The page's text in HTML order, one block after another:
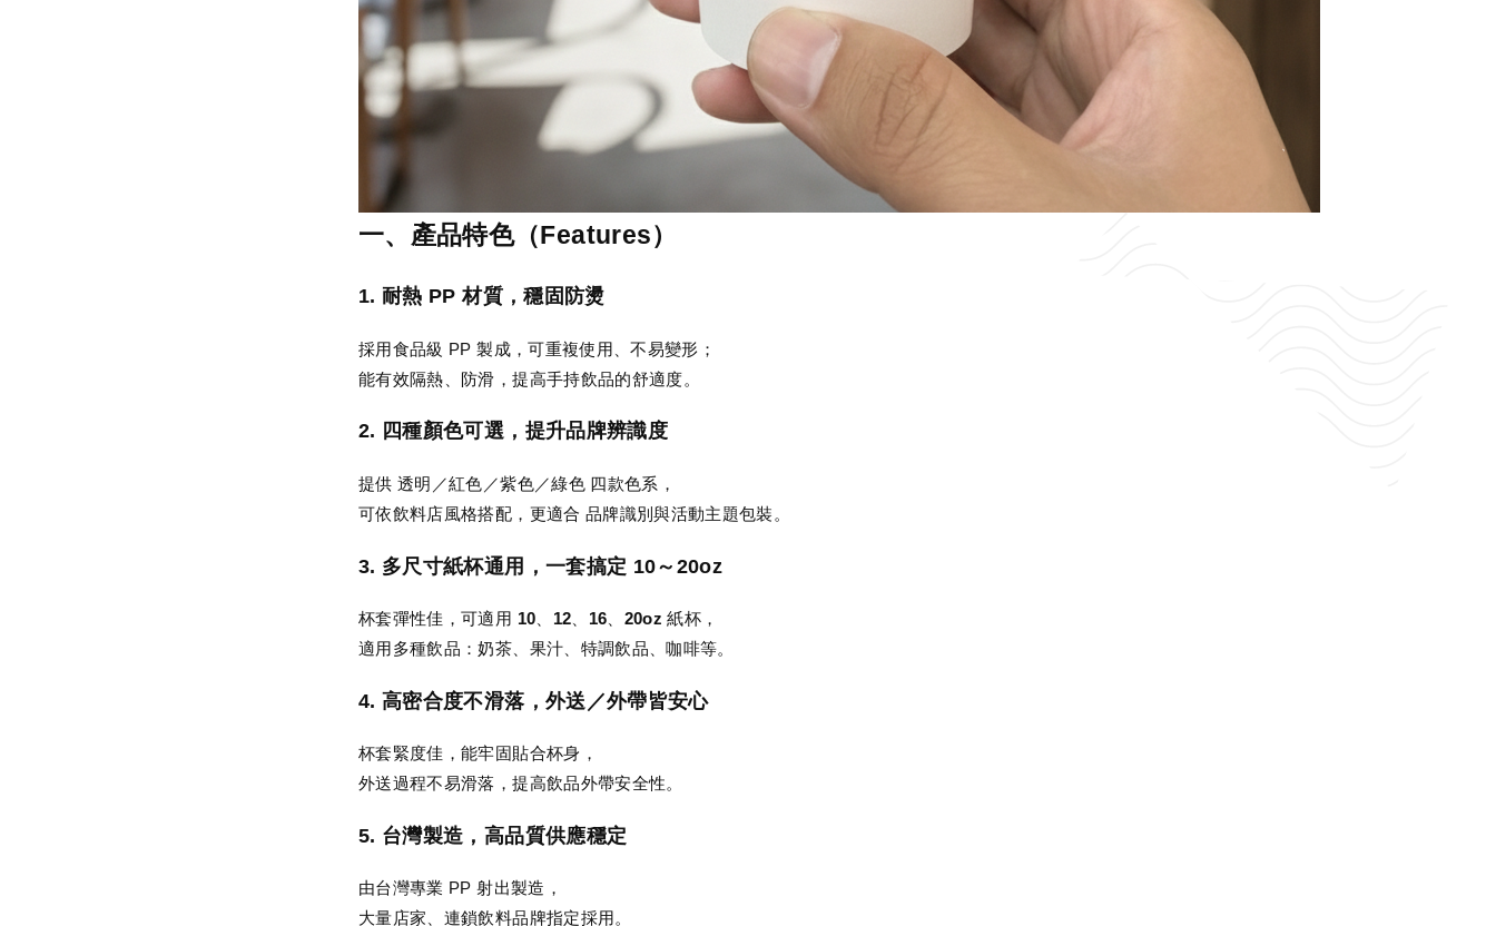
一、產品特色（Features）
1. 耐熱 PP 材質，穩固防燙
採用食品級 PP 製成，可重複使用、不易變形；
能有效隔熱、防滑，提高手持飲品的舒適度。
2. 四種顏色可選，提升品牌辨識度
提供透明／紅色／紫色／綠色四款色系，
可依飲料店風格搭配，更適合 品牌識別與活動主題包裝 。
3. 多尺寸紙杯通用，一套搞定 10～20oz
杯套彈性佳，可適用 10、12、16、20oz 紙杯 ，
適用多種飲品：奶茶、果汁、特調飲品、咖啡等。
4. 高密合度不滑落，外送／外帶皆安心
杯套緊度佳，能牢固貼合杯身，
外送過程不易滑落，提高飲品外帶安全性。
5. 台灣製造，高品質供應穩定
由台灣專業 PP 射出製造，
大量店家、連鎖飲料品牌指定採用。